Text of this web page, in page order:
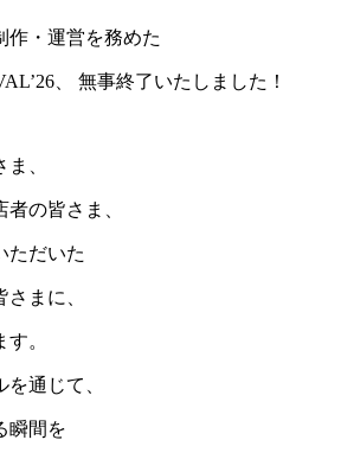
作・運営を務めた
、 無事終了いたしました！
、
の皆さま、
ただいた
まに、
。
通じて、
瞬間を